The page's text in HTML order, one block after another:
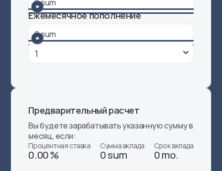
Ежемесячное пополнение
Предварительный расчет
Вы будете зарабатывать указанную сумму в
месяц, если:
Процентная ставка
0.00 %
Сумма вклада
0 sum
Срок вклада
0 mo.